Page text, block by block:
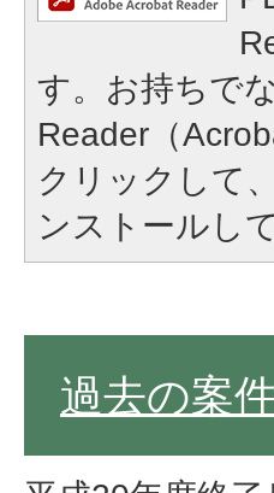
す。お持ちで
Reader（
クリックして
ンストールし
過去の案